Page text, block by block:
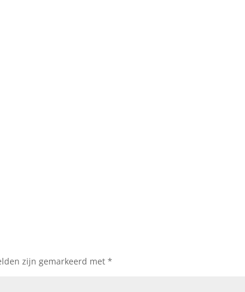
zijn gemarkeerd met*